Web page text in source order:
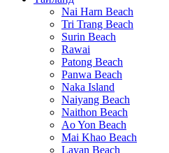
Nai Harn Beach
Tri Trang Beach
Surin Beach
Rawai
Patong Beach
Panwa Beach
Naka Island
Naiyang Beach
Naithon Beach
Ao Yon Beach
Mai Khao Beach
Layan Beach